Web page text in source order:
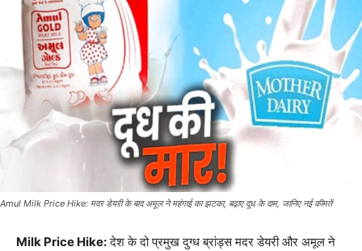
Amul Milk Price Hike: मदर डेयरी के बाद अमूल ने महंगाई का झटका, बढ़ाए दूध के दाम, जानिए नई कीमतें
Milk Price Hike:देश के दो प्रमुख दुग्ध ब्रांड्स मदर डेयरी और अमूल ने